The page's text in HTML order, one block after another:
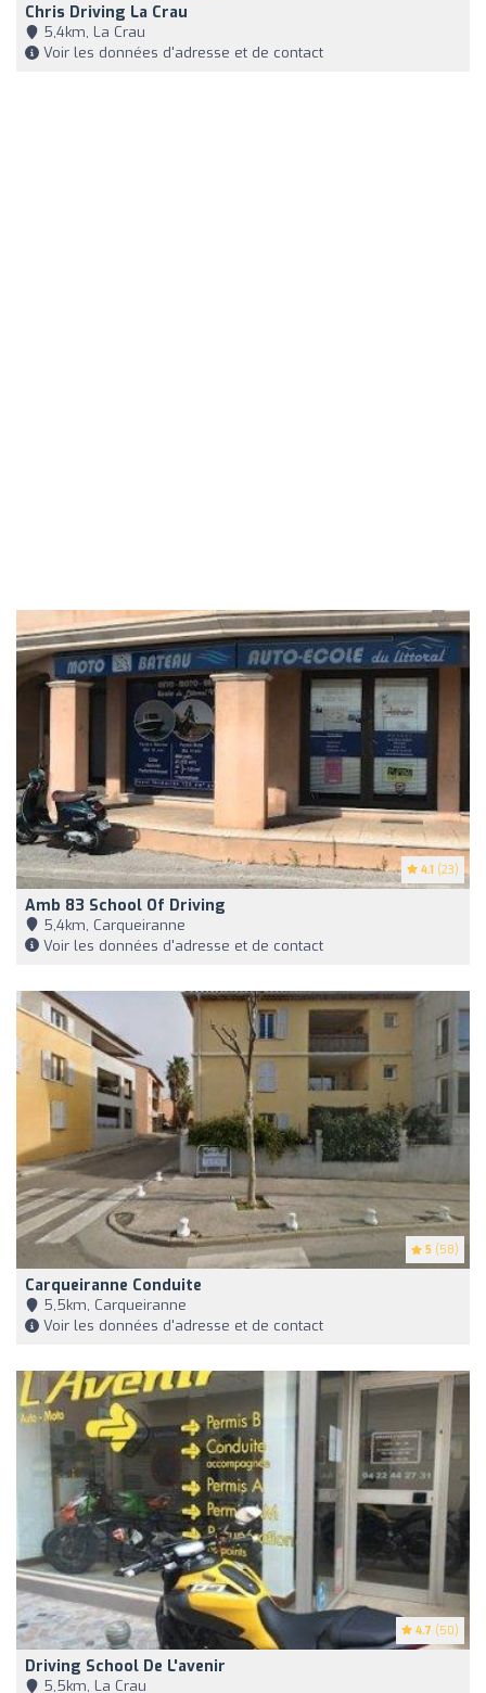
Chris Driving La Crau
5,4km, La Crau
Voir les données d'adresse et de contact
4.1 (23)
Amb 83 School Of Driving
5,4km, Carqueiranne
Voir les données d'adresse et de contact
5 (58)
Carqueiranne Conduite
5,5km, Carqueiranne
Voir les données d'adresse et de contact
4.7 (50)
Driving School De L'avenir
5,5km, La Crau